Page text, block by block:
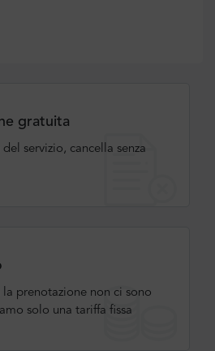
gratuita
servizio, cancella senza
prenotazione non ci sono
solo una tariffa fissa